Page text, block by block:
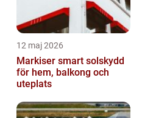
12 maj 2026
Markiser smart solskydd
för hem, balkong och
uteplats